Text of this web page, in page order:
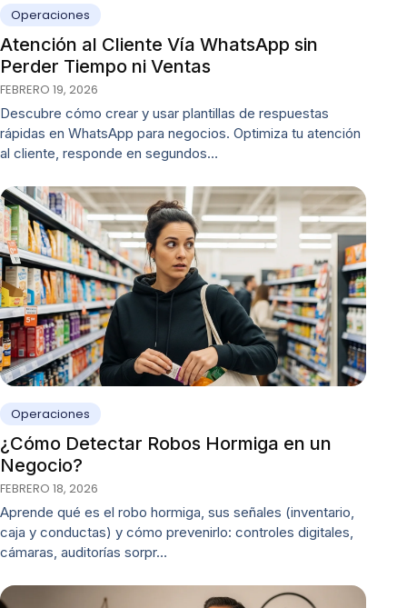
Operaciones
Atención al Cliente Vía WhatsApp sin
Perder Tiempo ni Ventas
FEBRERO 19, 2026
Descubre cómo crear y usar plantillas de respuestas
rápidas en WhatsApp para negocios. Optimiza tu atención
al cliente, responde en segundos…
Operaciones
¿Cómo Detectar Robos Hormiga en un
Negocio?
FEBRERO 18, 2026
Aprende qué es el robo hormiga, sus señales (inventario,
caja y conductas) y cómo prevenirlo: controles digitales,
cámaras, auditorías sorpr…